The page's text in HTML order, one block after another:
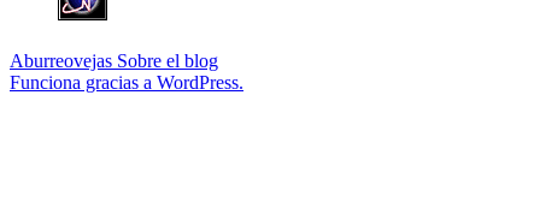
Aburreovejas Sobre el blog
Funciona gracias a WordPress.